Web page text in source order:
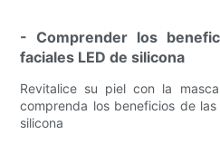
- Comprender los
faciales LED de silicona
Revitalice su piel con la
comprenda los beneficios de
silicona